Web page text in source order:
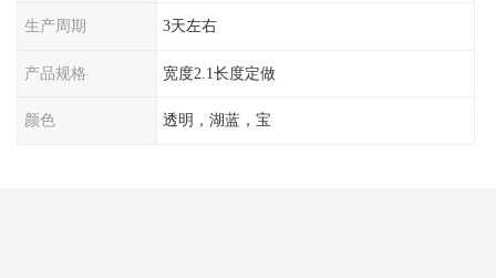
生产周期 3天左右
产品规格 宽度2.1长度定做
颜色 透明，湖蓝，宝